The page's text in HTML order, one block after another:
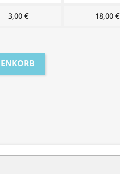
3,00 € 18,00 €